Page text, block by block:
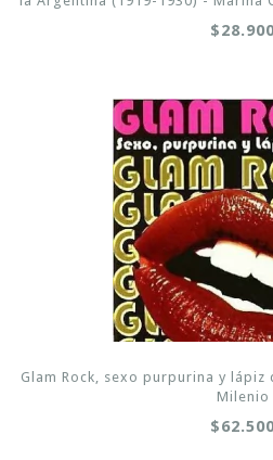
Glam Rock, sexo purpurina y
Milenio